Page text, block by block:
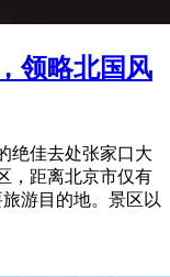
领略北国风
绝佳去处张家口大
，距离北京市仅有
游目的地。景区以